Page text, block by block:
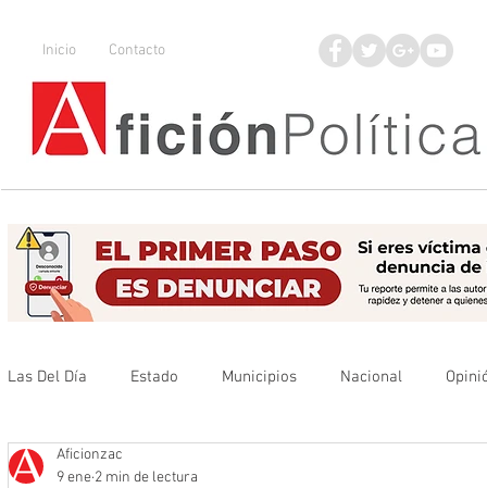
Inicio Contacto
Las Del Día Estado Municipios Nacional
Que no se olvide
Aficionzac
9 ene 2 min de lectura